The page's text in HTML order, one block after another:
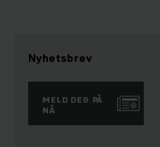
Nyhetsbrev
MELD DEG PÅ
NÅ